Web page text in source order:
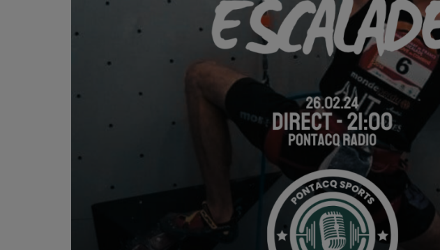
PODCASTS - SAISON 2026/2027
NOS PROGRAMMES COURTS
ARCHIVES - SAISONS PASSÉES
ANNONCEURS & ESPACE PRO
VOTRE PUBLICITÉ SUR PONTACQ RADIO